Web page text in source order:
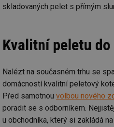
skladovaných pelet s přímým
Kvalitní peletu
Nalézt na současném trhu se
domácností kvalitní peletový
Před samotnou volbou nového
poradit se s odborníkem.
u obchodníka, který si zakládá